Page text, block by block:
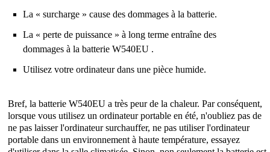
La « surcharge » cause des dommages à la batterie.
La « perte de puissance » à long terme entraîne des
dommages à la batterie W540EU .
Utilisez votre ordinateur dans une pièce humide.
Bref, la batterie W540EU a très peur de la chaleur. Par conséquent,
lorsque vous utilisez un ordinateur portable en été, n'oubliez pas de
ne pas laisser l'ordinateur surchauffer, ne pas utiliser l'ordinateur
portable dans un environnement à haute température, essayez